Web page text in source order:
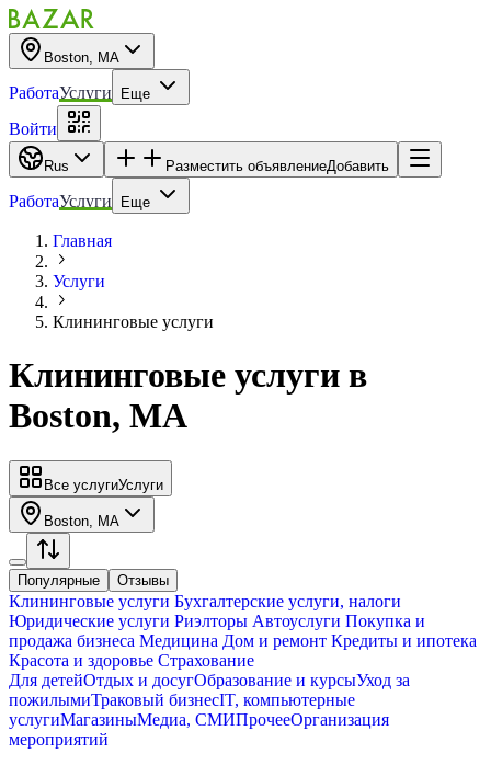
Boston, MA
РаботаУслуги Еще
Войти
Rus Разместить объявлениеДобавить
РаботаУслуги Еще
Главная
Услуги
Клининговые услуги
Клининговые услуги в
Boston, MA
Все услугиУслуги
Boston, MA
Популярные Отзывы
Клининговые услуги Бухгалтерские услуги, налоги
Юридические услуги Риэлторы Автоуслуги Покупка и
продажа бизнеса Медицина Дом и ремонт Кредиты и ипотека
Красота и здоровье Страхование
Для детейОтдых и досугОбразование и курсыУход за
пожилымиТраковый бизнесIT, компьютерные
услугиМагазиныМедиа, СМИПрочееОрганизация
мероприятий